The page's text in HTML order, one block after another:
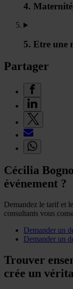
4.
5. Etre une
Partager
Cécilia
événement ?
Demandez le tarif et
consultants vous
Demander un
Demander un
Trouver
crée un